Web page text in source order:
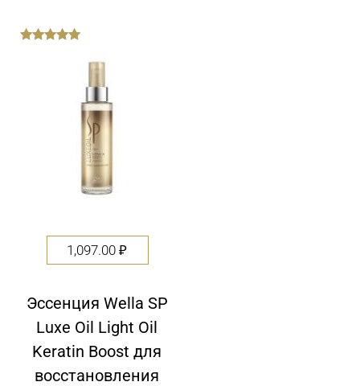
1,097.00₽
Эссенция Wella SP
Luxe Oil Light Oil
Keratin Boost для
восстановления